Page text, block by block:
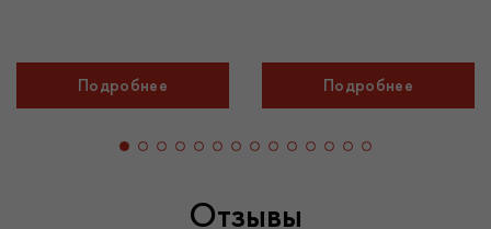
Подробнее Подробнее
Отзывы